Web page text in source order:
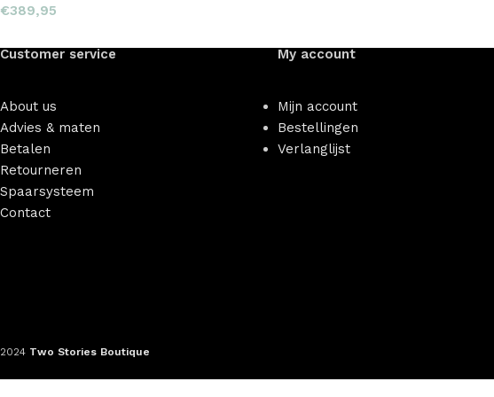
€389,95
Customer service
About us
Advies & maten
Betalen
Retourneren
Spaarsysteem
Contact
My account
Mijn account
Bestellingen
Verlanglijst
2024 Two Stories Boutique